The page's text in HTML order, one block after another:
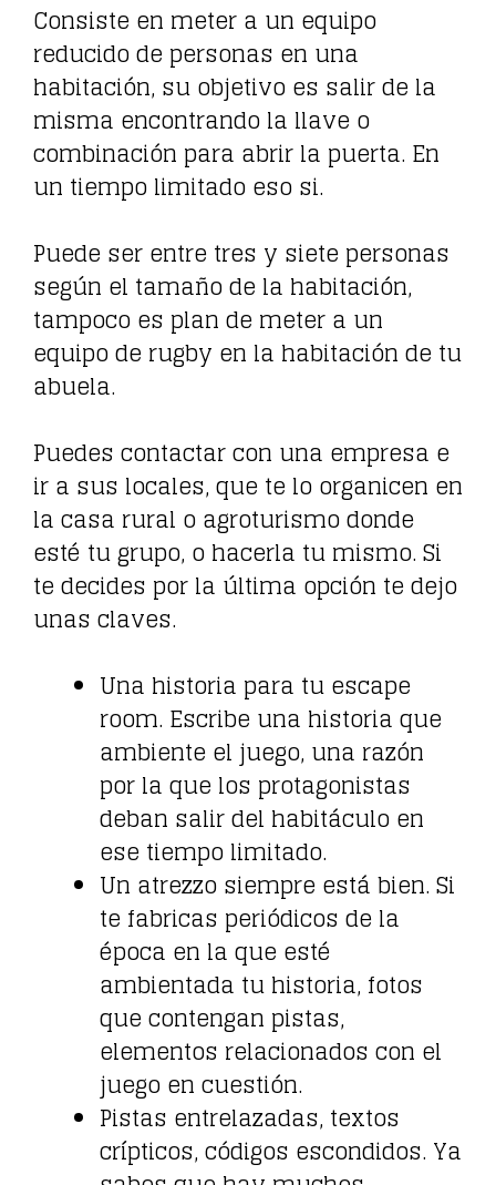
Consiste en meter a un equipo
reducido de personas en una
habitación, su objetivo es salir de la
misma encontrando la llave o
combinación para abrir la puerta. En
un tiempo limitado eso si.
Puede ser entre tres y siete personas
según el tamaño de la habitación,
tampoco es plan de meter a un
equipo de rugby en la habitación de tu
abuela.
Puedes contactar con una empresa e
ir a sus locales, que te lo organicen en
la casa rural o agroturismo donde
esté tu grupo, o hacerla tu mismo. Si
te decides por la última opción te dejo
unas claves.
Una historia para tu escape
room. Escribe una historia que
ambiente el juego, una razón
por la que los protagonistas
deban salir del habitáculo en
ese tiempo limitado.
Un atrezzo siempre está bien. Si
te fabricas periódicos de la
época en la que esté
ambientada tu historia, fotos
que contengan pistas,
elementos relacionados con el
juego en cuestión.
Pistas entrelazadas, textos
crípticos, códigos escondidos. Ya